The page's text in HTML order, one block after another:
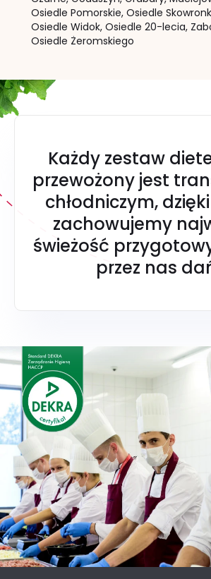
Osiedle Pomorskie, Osiedle
Osiedle Widok, Osiedle 20-lecia,
Osiedle Żeromskiego
Każdy zestaw
przewożony jest
chłodniczym,
zachowujemy
świeżość
przez nas